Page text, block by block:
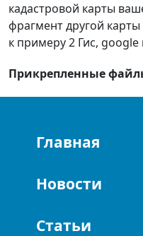
кадастровой карты
фрагмент другой
к примеру 2 Гис, google
Прикрепленные
Главная
Новости
Статьи